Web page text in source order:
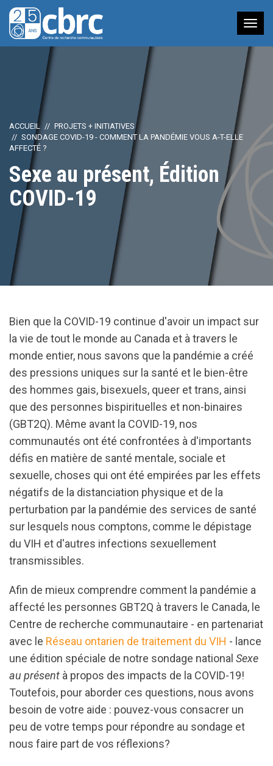
à
ACCUEIL
PROJETS + INITIATIVES
SONDAGE COVID-19 - COMMENT LA PANDÉMIE VOUS A-T-ELLE
AFFECTÉ ?
Sexe au présent, Édition
COVID-19
Bien que la COVID-19 continue d'avoir un impact sur
la vie de tout le monde au Canada et à travers le
monde entier, nous savons que la pandémie a créé
des pressions uniques sur la santé et le bien-être
des hommes gais, bisexuels, queer et trans, ainsi
que des personnes bispirituelles et non-binaires
(GBT2Q). Même avant la COVID-19, nos
communautés ont été confrontées à d'importants
défis en matière de santé mentale, sociale et
sexuelle, choses qui ont été empirées par les effets
négatifs de la distanciation physique et de la
perturbation par la pandémie des services de santé
sur lesquels nous comptons, comme le dépistage
du VIH et d'autres infections sexuellement
transmissibles.
Afin de mieux comprendre comment la pandémie a
affecté les personnes GBT2Q à travers le Canada, le
Centre de recherche communautaire - en partenariat
avec le Réseau ontarien de traitement du VIH - lance
une édition spéciale de notre sondage national Sexe
au présent à propos des impacts de la COVID-19!
Toutefois, pour aborder ces questions, nous avons
besoin de votre aide : pouvez-vous consacrer un
peu de votre temps pour répondre au sondage et
nous faire part de vos réflexions?